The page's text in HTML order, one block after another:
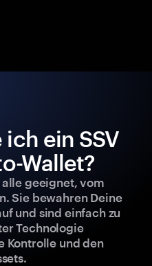
ein SSV
Wallet?
geeignet, vom
Sie bewahren Deine
und sind einfach zu
Technologie
Kontrolle und den